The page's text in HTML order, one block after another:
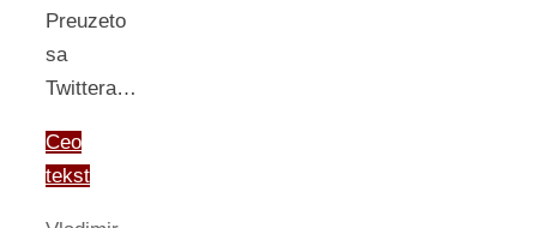
Preuzeto
sa
Twittera…
Ceo
tekst